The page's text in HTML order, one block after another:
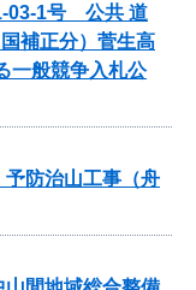
03-1号 公共 道
補正分）菅生高
一般競争入札公
防治山工事（舟